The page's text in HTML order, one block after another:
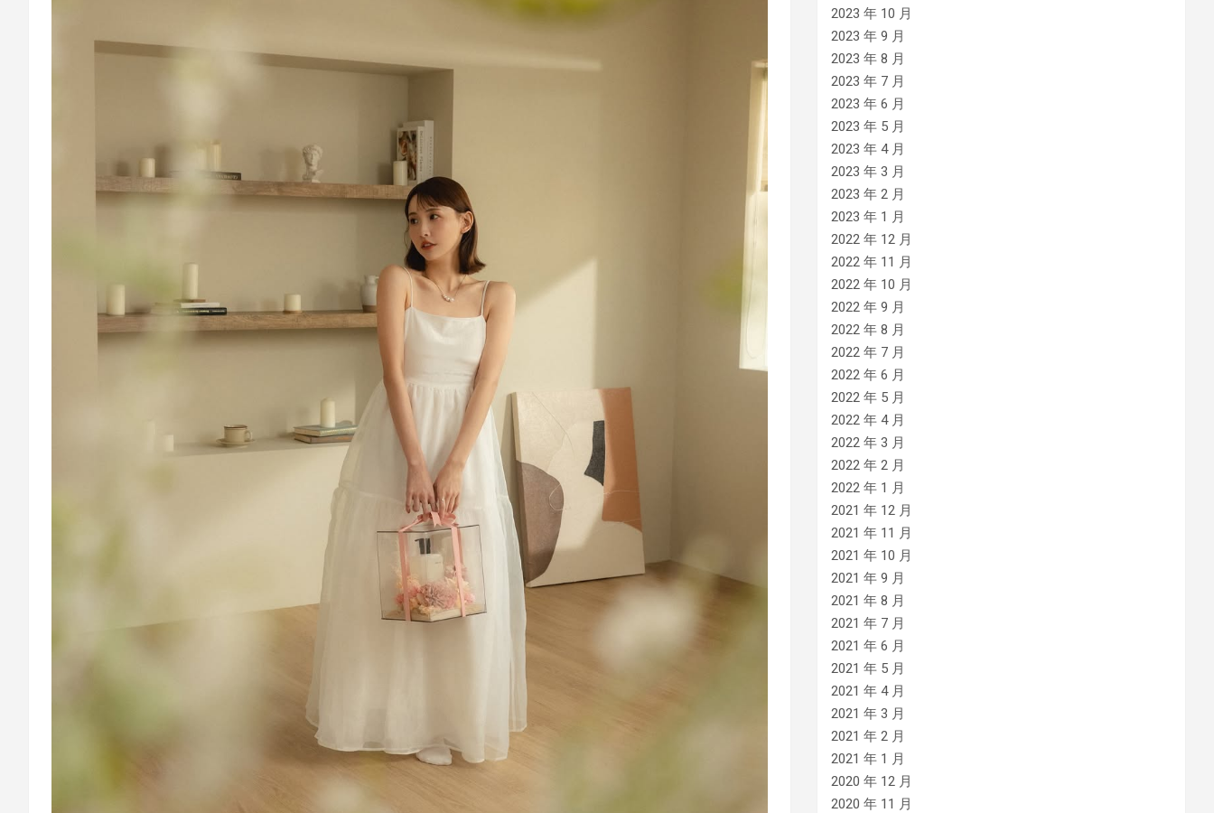
2023 年 10 月
2023 年 9 月
2023 年 8 月
2023 年 7 月
2023 年 6 月
2023 年 5 月
2023 年 4 月
2023 年 3 月
2023 年 2 月
2023 年 1 月
2022 年 12 月
2022 年 11 月
2022 年 10 月
2022 年 9 月
2022 年 8 月
2022 年 7 月
2022 年 6 月
2022 年 5 月
2022 年 4 月
2022 年 3 月
2022 年 2 月
2022 年 1 月
2021 年 12 月
2021 年 11 月
2021 年 10 月
2021 年 9 月
2021 年 8 月
2021 年 7 月
2021 年 6 月
2021 年 5 月
2021 年 4 月
2021 年 3 月
2021 年 2 月
2021 年 1 月
2020 年 12 月
2020 年 11 月